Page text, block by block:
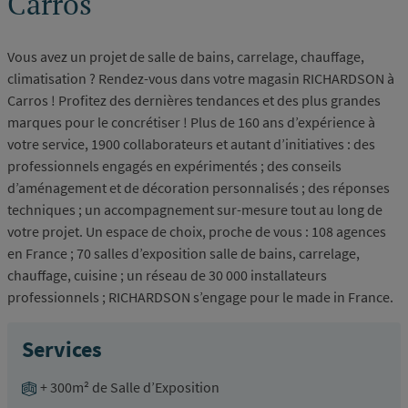
Vous avez un projet de salle de bains, carrelage, chauffage,
climatisation ? Rendez-vous dans votre magasin RICHARDSON à
Carros ! Profitez des dernières tendances et des plus grandes
marques pour le concrétiser ! Plus de 160 ans d’expérience à
votre service, 1900 collaborateurs et autant d’initiatives : des
professionnels engagés en expérimentés ; des conseils
d’aménagement et de décoration personnalisés ; des réponses
techniques ; un accompagnement sur-mesure tout au long de
votre projet. Un espace de choix, proche de vous : 108 agences
en France ; 70 salles d’exposition salle de bains, carrelage,
chauffage, cuisine ; un réseau de 30 000 installateurs
professionnels ; RICHARDSON s’engage pour le made in France.
Services
+ 300m² de Salle d’Exposition